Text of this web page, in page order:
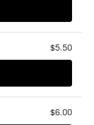
$5.50
$6.00